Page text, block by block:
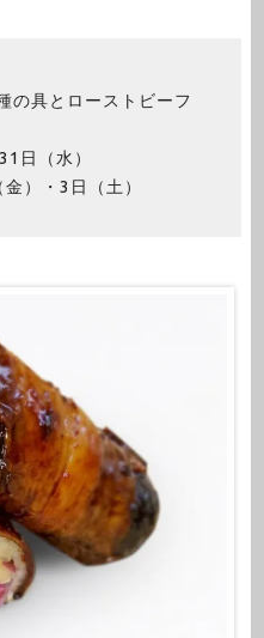
の具とローストビーフ
日（水）
）・3日（土）